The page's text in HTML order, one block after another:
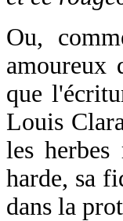
Ou,
amoureux
que
Louis
les herbes
harde, sa
dans la